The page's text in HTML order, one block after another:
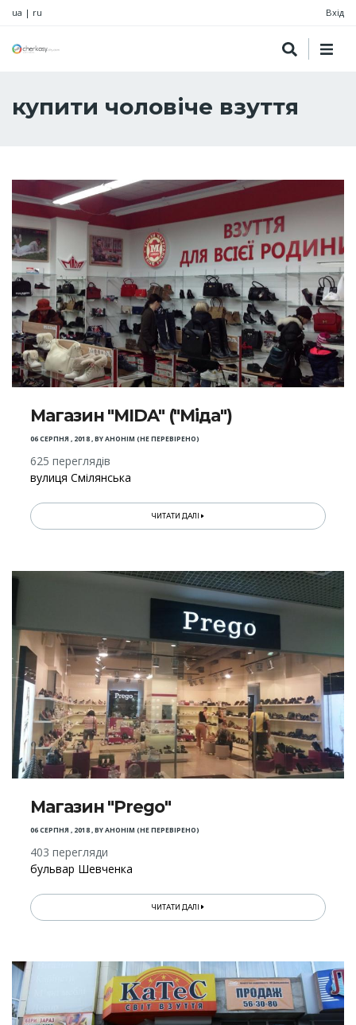
ua | ru Вхід
купити чоловіче взуття
Магазин "MIDA" ("Міда")
06 СЕРПНЯ , 2018,BYАНОНІМ (НЕ ПЕРЕВІРЕНО)
625 переглядів
вулиця Смілянська
ЧИТАТИ ДАЛІ
Магазин "Prego"
06 СЕРПНЯ , 2018,BYАНОНІМ (НЕ ПЕРЕВІРЕНО)
403 перегляди
бульвар Шевченка
ЧИТАТИ ДАЛІ